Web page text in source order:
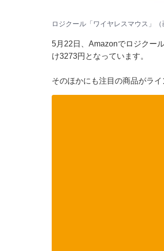
ロジクール「ワイヤレスマウス」（
5月22日、Amazonでロジクー
け3273円となっています。
そのほかにも注目の商品がラ